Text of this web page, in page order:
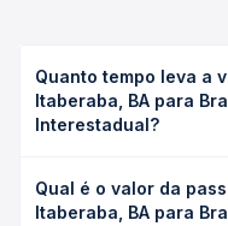
Quanto tempo leva a
Itaberaba, BA para
Interestadual?
Terminal Interestadual
variar conforme a
Qual é o valor da
Itaberaba, BA para